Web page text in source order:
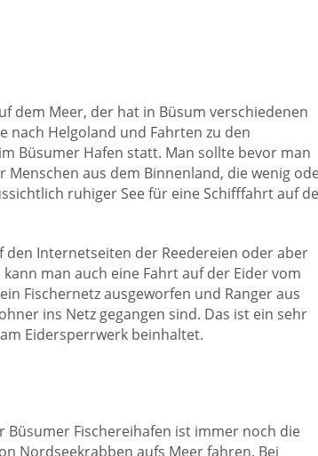
dem Meer, der hat in Büsum verschiedenen
nach Helgoland und Fahrten zu den
Büsumer Hafen statt. Man sollte bevor man
aus dem Binnenland, die wenig
ruhiger See für eine Schifffahrt auf
Internetseiten der Reedereien oder aber
man auch eine Fahrt auf der Eider vom
Fischernetz ausgeworfen und Ranger aus
ins Netz gegangen sind. Das ist ein sehr
Eidersperrwerk beinhaltet.
Büsumer Fischereihafen ist immer noch die
Nordseekrabben aufs Meer fahren. Bei